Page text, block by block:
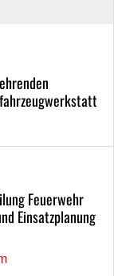
Feuerwehr
Einsatzplanung